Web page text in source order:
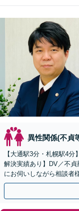
異性関係(不貞
【大通駅3分・札幌駅4
解決実績あり】DV／不
にお伺いしながら相談者
す。財産分与が絡むよう